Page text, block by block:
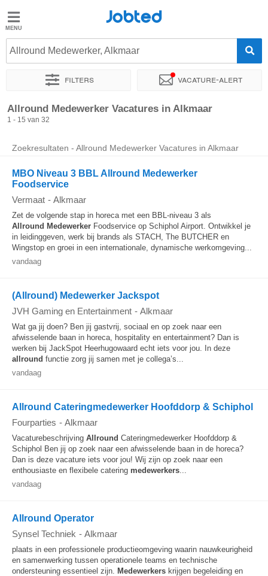
Jobted
Vacatures
Salarissen
Jobted
Allround Medewerker, Alkmaar
Filters Vacature-alert
Sorteer op Exacte locatie Bedrijf Uitzendbureau
Allround Medewerker Vacatures in Alkmaar
1 - 15 van 32
Zoekresultaten - Allround Medewerker Vacatures in Alkmaar
MBO Niveau 3 BBL Allround Medewerker
Foodservice
Vermaat - Alkmaar
Zet de volgende stap in horeca met een BBL-niveau 3 als
Allround Medewerker Foodservice op Schiphol Airport. Ontwikkel je
in leidinggeven, werk bij brands als STACH, The BUTCHER en
Wingstop en groei in een internationale, dynamische werkomgeving...
vandaag
(Allround) Medewerker Jackspot
JVH Gaming en Entertainment - Alkmaar
Wat ga jij doen? Ben jij gastvrij, sociaal en op zoek naar een
afwisselende baan in horeca, hospitality en entertainment? Dan is
werken bij JackSpot Heerhugowaard echt iets voor jou. In deze
allround functie zorg jij samen met je collega’s...
vandaag
Allround Cateringmedewerker Hoofddorp & Schiphol
Fourparties - Alkmaar
Vacaturebeschrijving Allround Cateringmedewerker Hoofddorp &
Schiphol Ben jij op zoek naar een afwisselende baan in de horeca?
Dan is deze vacature iets voor jou! Wij zijn op zoek naar een
enthousiaste en flexibele catering medewerkers...
vandaag
Allround Operator
Synsel Techniek - Alkmaar
plaats in een professionele productieomgeving waarin nauwkeurigheid
en samenwerking tussen operationele teams en technische
ondersteuning essentieel zijn. Medewerkers krijgen begeleiding en